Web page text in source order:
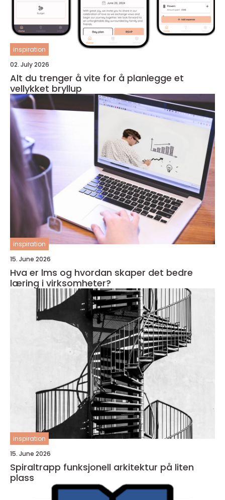
inspiration
02. July 2026
Alt du trenger å vite for å planlegge et
vellykket bryllup
inspiration
15. June 2026
Hva er lms og hvordan skaper det bedre
læring i virksomheter?
inspiration
15. June 2026
Spiraltrapp funksjonell arkitektur på liten
plass